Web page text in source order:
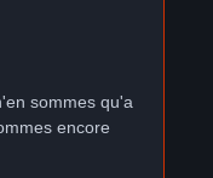
sommes qu'a
encore